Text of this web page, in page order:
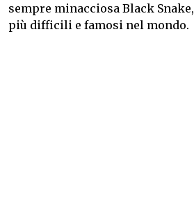
sempre minacciosa Black
più difficili e famosi nel mondo.